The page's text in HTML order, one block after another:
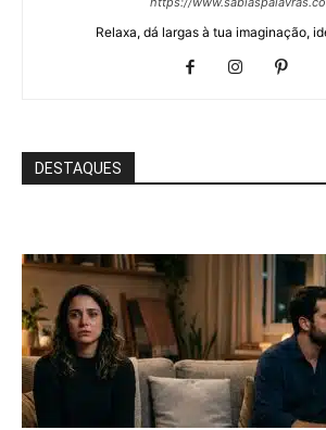
Relaxa, dá largas à tua imaginação,
DESTAQUES